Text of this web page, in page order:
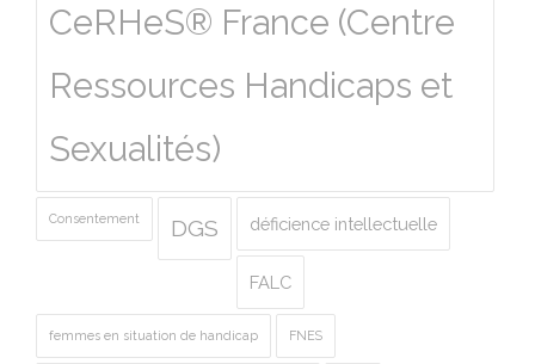
CeRHeS® France (Centre
Ressources Handicaps et
Sexualités)
Consentement DGS déficience intellectuelle
FALC
femmes en situation de handicap FNES